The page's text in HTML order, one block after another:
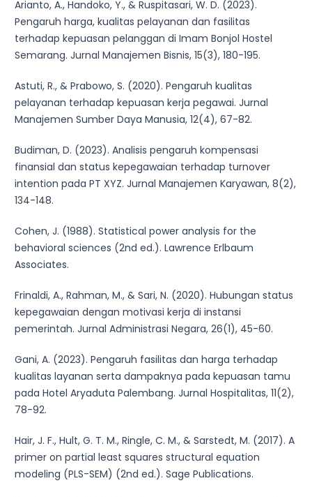
Arianto, A., Handoko, Y., & Ruspitasari, W. D. (2023).
Pengaruh harga, kualitas pelayanan dan fasilitas
terhadap kepuasan pelanggan di Imam Bonjol Hostel
Semarang. Jurnal Manajemen Bisnis, 15(3), 180-195.
Astuti, R., & Prabowo, S. (2020). Pengaruh kualitas
pelayanan terhadap kepuasan kerja pegawai. Jurnal
Manajemen Sumber Daya Manusia, 12(4), 67-82.
Budiman, D. (2023). Analisis pengaruh kompensasi
finansial dan status kepegawaian terhadap turnover
intention pada PT XYZ. Jurnal Manajemen Karyawan, 8(2),
134-148.
Cohen, J. (1988). Statistical power analysis for the
behavioral sciences (2nd ed.). Lawrence Erlbaum
Associates.
Frinaldi, A., Rahman, M., & Sari, N. (2020). Hubungan status
kepegawaian dengan motivasi kerja di instansi
pemerintah. Jurnal Administrasi Negara, 26(1), 45-60.
Gani, A. (2023). Pengaruh fasilitas dan harga terhadap
kualitas layanan serta dampaknya pada kepuasan tamu
pada Hotel Aryaduta Palembang. Jurnal Hospitalitas, 11(2),
78-92.
Hair, J. F., Hult, G. T. M., Ringle, C. M., & Sarstedt, M. (2017). A
primer on partial least squares structural equation
modeling (PLS-SEM) (2nd ed.). Sage Publications.